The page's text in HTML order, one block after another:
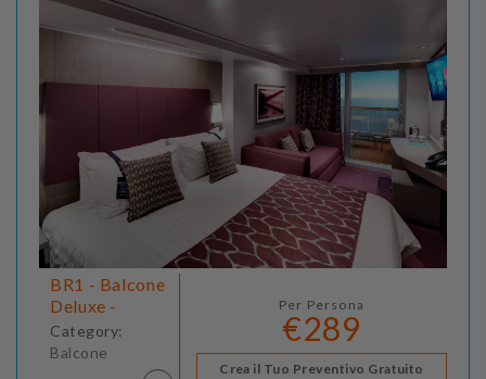
BR1 - Balcone
Deluxe -
Category:
Balcone
Per Persona
€289
Crea il Tuo Preventivo Gratuito